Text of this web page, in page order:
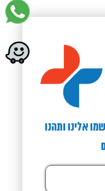
אלינו ותהנו